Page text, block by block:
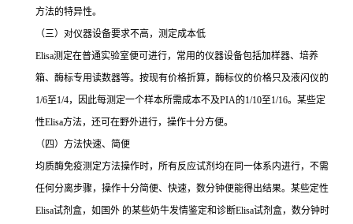
方法的特异性。
（三）对仪器设备要求不高，测定成本低
Elisa测定在普通实验室便可进行，常用的仪器设备包括加样器、培养
箱、酶标专用读数器等。按现有价格折算，酶标仪的价格只及液闪仪的
1/6至1/4，因此每测定一个样本所需成本不及PIA的1/10至1/16。某些定
性Elisa方法，还可在野外进行，操作十分方便。
（四）方法快速、简便
均质酶免疫测定方法操作时，所有反应试剂均在同一体系内进行，不需
任何分离步骤，操作十分简便、快速，数分钟便能得出结果。某些定性
Elisa试剂盒，如国外 的某些奶牛发情鉴定和诊断Elisa试剂盒，数分钟时